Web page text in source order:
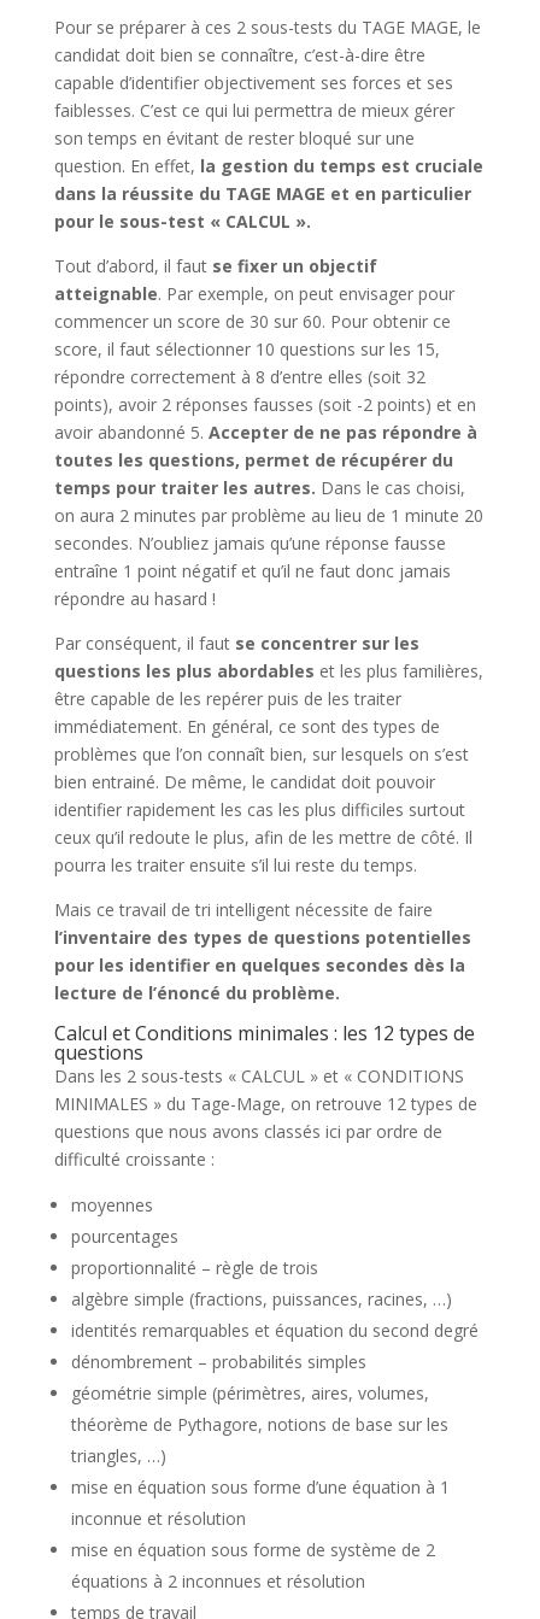
Pour se préparer à ces 2 sous-tests du TAGE MAGE, le
candidat doit bien se connaître, c’est-à-dire être
capable d’identifier objectivement ses forces et ses
faiblesses. C’est ce qui lui permettra de mieux gérer
son temps en évitant de rester bloqué sur une
question. En effet, la gestion du temps est cruciale
dans la réussite du TAGE MAGE et en particulier
pour le sous-test « CALCUL ».
Tout d’abord, il faut se fixer un objectif
atteignable. Par exemple, on peut envisager pour
commencer un score de 30 sur 60. Pour obtenir ce
score, il faut sélectionner 10 questions sur les 15,
répondre correctement à 8 d’entre elles (soit 32
points), avoir 2 réponses fausses (soit -2 points) et en
avoir abandonné 5. Accepter de ne pas répondre à
toutes les questions, permet de récupérer du
temps pour traiter les autres. Dans le cas choisi,
on aura 2 minutes par problème au lieu de 1 minute 20
secondes. N’oubliez jamais qu’une réponse fausse
entraîne 1 point négatif et qu’il ne faut donc jamais
répondre au hasard !
Par conséquent, il faut se concentrer sur les
questions les plus abordables et les plus familières,
être capable de les repérer puis de les traiter
immédiatement. En général, ce sont des types de
problèmes que l’on connaît bien, sur lesquels on s’est
bien entrainé. De même, le candidat doit pouvoir
identifier rapidement les cas les plus difficiles surtout
ceux qu’il redoute le plus, afin de les mettre de côté. Il
pourra les traiter ensuite s’il lui reste du temps.
Mais ce travail de tri intelligent nécessite de faire
l’inventaire des types de questions potentielles
pour les identifier en quelques secondes dès la
lecture de l’énoncé du problème.
Calcul et Conditions minimales : les 12 types de
questions
Dans les 2 sous-tests « CALCUL » et « CONDITIONS
MINIMALES » du Tage-Mage, on retrouve 12 types de
questions que nous avons classés ici par ordre de
difficulté croissante :
moyennes
pourcentages
proportionnalité – règle de trois
algèbre simple (fractions, puissances, racines, …)
identités remarquables et équation du second degré
dénombrement – probabilités simples
géométrie simple (périmètres, aires, volumes,
théorème de Pythagore, notions de base sur les
triangles, …)
mise en équation sous forme d’une équation à 1
inconnue et résolution
mise en équation sous forme de système de 2
équations à 2 inconnues et résolution
temps de travail